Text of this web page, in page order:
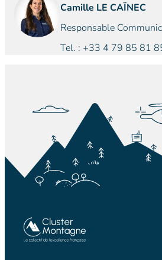
Camille LE CAÏNEC
Responsable
Tel. : +33 4 79 85 81